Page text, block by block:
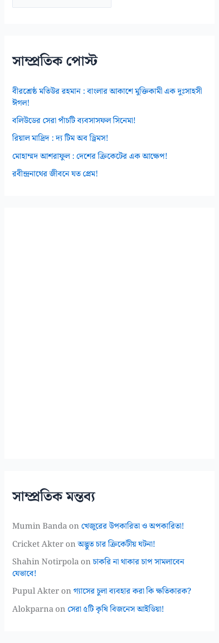
সাম্প্রতিক পোস্ট
বীরশ্রেষ্ঠ মতিউর রহমান : বাংলার আকাশে মুক্তিকামী এক দুঃসাহসী
ঈগল!
বলিউডের সেরা পাঁচটি ব্যবসাসফল সিনেমা!
রিয়াল মাদ্রিদ : দ্য টিম অব ড্রিমস!
মোহাম্মদ আশরাফুল : দেশের ক্রিকেটের এক আক্ষেপ!
রবীন্দ্রনাথের জীবনে যত প্রেম!
সাম্প্রতিক মন্তব্য
Mumin Bandaon খেজুরের উপকারিতা ও অপকারিতা!
Cricket Akteronঅদ্ভুত চার ক্রিকেটীয় ঘটনা!
Shahin Notirpolaonচাকরি না থাকার চাপ সামলাবেন
যেভাবে!
Pupul Akteronগ্যাসের চুলা ব্যবহার করা কি ক্ষতিকারক?
Alokparnaon সেরা ৫টি কৃষি বিজনেস আইডিয়া!